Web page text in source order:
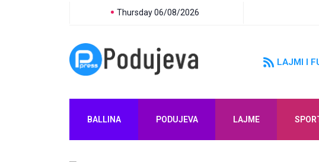
Thursday 06/08/2026
LAJMI I
BALLINA PODUJEVA LAJME